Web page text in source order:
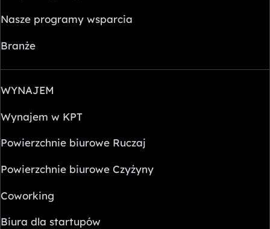
Nasze programy wsparcia
Branże
WYNAJEM
Wynajem w KPT
Powierzchnie biurowe Ruczaj
Powierzchnie biurowe Czyżyny
Coworking
Biura dla startupów